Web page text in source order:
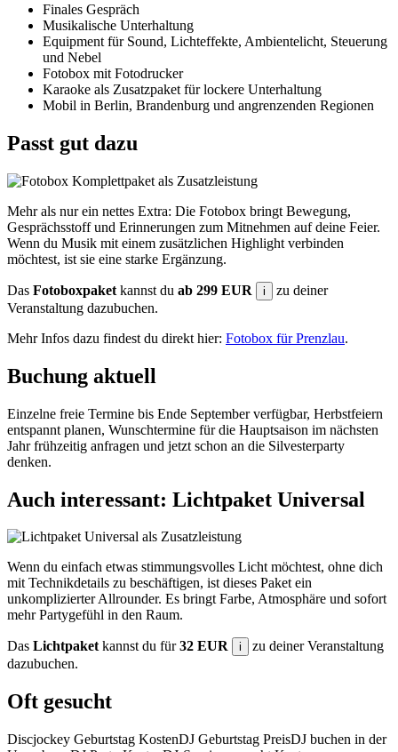
Finales Gespräch
Musikalische Unterhaltung
Equipment für Sound, Lichteffekte, Ambientelicht, Steuerung
und Nebel
Fotobox mit Fotodrucker
Karaoke als Zusatzpaket für lockere Unterhaltung
Mobil in Berlin, Brandenburg und angrenzenden Regionen
Passt gut dazu
Mehr als nur ein nettes Extra: Die Fotobox bringt Bewegung,
Gesprächsstoff und Erinnerungen zum Mitnehmen auf deine Feier.
Wenn du Musik mit einem zusätzlichen Highlight verbinden
möchtest, ist sie eine starke Ergänzung.
Das Fotoboxpaket kannst du ab 299 EUR i
zu deiner
Veranstaltung dazubuchen.
Mehr Infos dazu findest du direkt hier: Fotobox für Prenzlau.
Buchung aktuell
Einzelne freie Termine bis Ende September verfügbar, Herbstfeiern
entspannt planen, Wunschtermine für die Hauptsaison im nächsten
Jahr frühzeitig anfragen und jetzt schon an die Silvesterparty
denken.
Auch interessant: Lichtpaket Universal
Wenn du einfach etwas stimmungsvolles Licht möchtest, ohne dich
mit Technikdetails zu beschäftigen, ist dieses Paket ein
unkomplizierter Allrounder. Es bringt Farbe, Atmosphäre und sofort
mehr Partygefühl in den Raum.
Das Lichtpaketkannst du für32 EUR i
zu deiner Veranstaltung
dazubuchen.
Oft gesucht
Discjockey Geburtstag KostenDJ Geburtstag PreisDJ buchen in der